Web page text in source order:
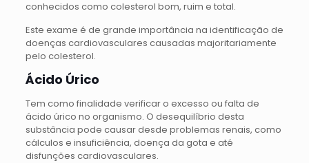
conhecidos como colesterol bom, ruim e total.
Este exame é de grande importância na identificação de
doenças cardiovasculares causadas majoritariamente
pelo colesterol.
Ácido Úrico
Tem como finalidade verificar o excesso ou falta de
ácido úrico no organismo. O desequilíbrio desta
substância pode causar desde problemas renais, como
cálculos e insuficiência, doença da gota e até
disfunções cardiovasculares.